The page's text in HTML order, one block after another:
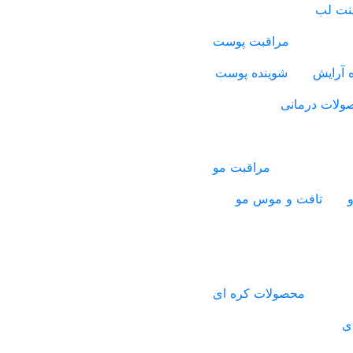
لب
مراقبت پوست
آرایش
شوینده پوست
درمانی
مراقبت مو
تافت و موس مو
محصولات کره ای